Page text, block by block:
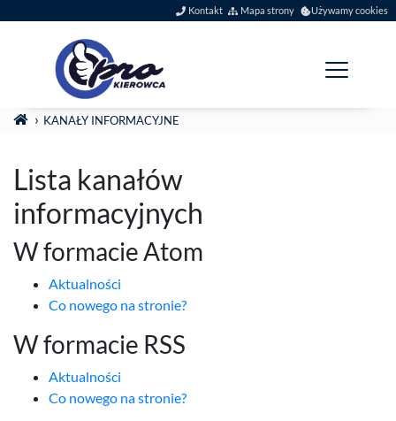
Szybkie menu
Kontakt Mapa strony Używamy cookies
Menu główne
Jesteś tutaj:
STRONA GŁÓWNA
KANAŁY INFORMACYJNE
Lista kanałów
informacyjnych
W formacie Atom
Aktualności
Co nowego na stronie?
W formacie RSS
Aktualności
Co nowego na stronie?